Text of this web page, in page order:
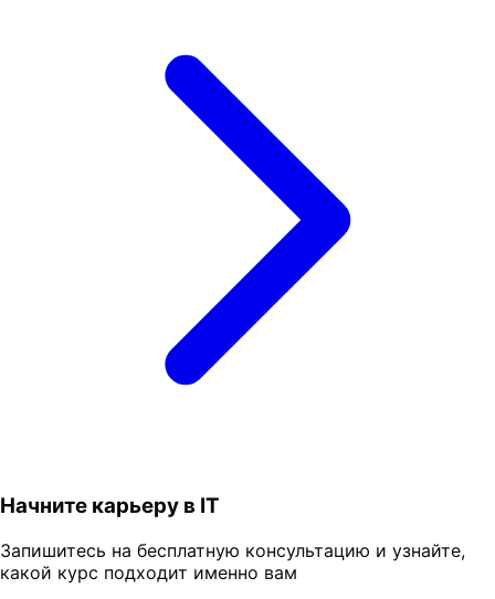
Начните карьеру в IT
Запишитесь на бесплатную консультацию и узнайте,
какой курс подходит именно вам